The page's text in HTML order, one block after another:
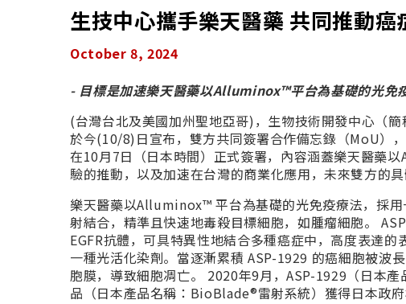
生技中心攜手樂天醫藥 共同推動癌
October 8, 2024
- 目標是加速樂天醫藥以Alluminox™平台為基礎的光免
(台灣台北及美國加州聖地亞哥)，生物技術開發中心（
於今(10/8)日宣布，雙方共同簽署合作備忘錄（MoU）
在10月7日（日本時間）正式簽署，內容涵蓋樂天醫藥
驗的推動，以及加速在台灣的商業化應用，未來雙方的
樂天醫藥以Alluminox™ 平台為基礎的光免疫療法，採
射結合，精準且快速地毒殺目標細胞，如腫瘤細胞。
EGFR抗體，可具特異性地結合多種癌症中，高度表達的
一種光活化染劑。當逐漸累積 ASP-1929 的癌細胞被波
胞膜，導致細胞凋亡。 2020年9月，ASP-1929（日本
品（日本產品名稱：BioBlade®雷射系統）獲得日本政